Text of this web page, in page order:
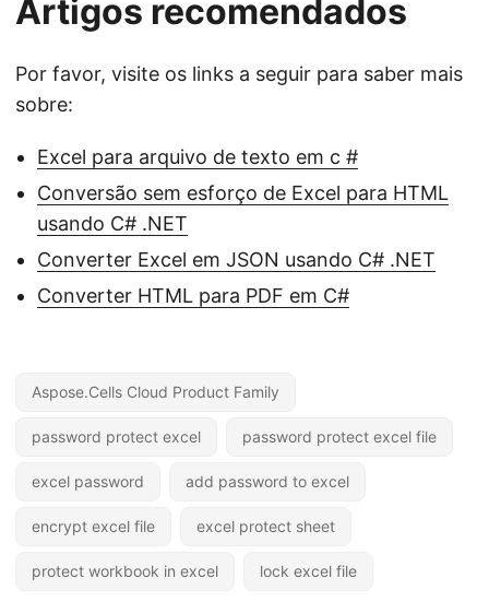
Artigos recomendados
Por favor, visite os links a seguir para saber mais
sobre:
Excel para arquivo de texto em c #
Conversão sem esforço de Excel para HTML
usando C# .NET
Converter Excel em JSON usando C# .NET
Converter HTML para PDF em C#
Aspose.Cells Cloud Product Family
password protect excel password protect excel file
excel password add password to excel
encrypt excel file excel protect sheet
protect workbook in excel lock excel file